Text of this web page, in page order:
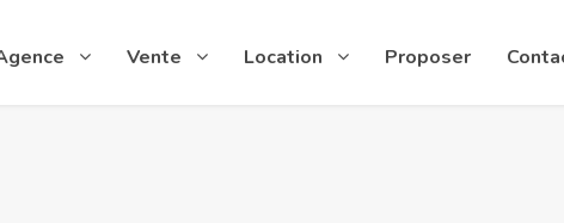
Vente Location Proposer